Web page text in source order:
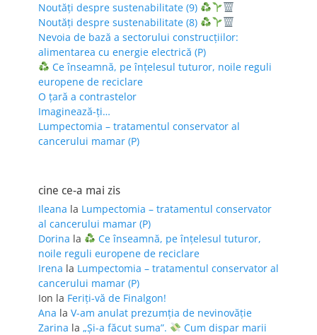
Noutăți despre sustenabilitate (9)
Noutăți despre sustenabilitate (8)
Nevoia de bază a sectorului construcțiilor:
alimentarea cu energie electrică (P)
Ce înseamnă, pe înțelesul tuturor, noile reguli
europene de reciclare
O țară a contrastelor
Imaginează-ți…
Lumpectomia – tratamentul conservator al
cancerului mamar (P)
cine ce-a mai zis
Ileana la Lumpectomia – tratamentul conservator
al cancerului mamar (P)
Dorina la
Ce înseamnă, pe înțelesul tuturor,
noile reguli europene de reciclare
Irena la Lumpectomia – tratamentul conservator al
cancerului mamar (P)
Ion la Feriţi-vă de Finalgon!
Ana la V-am anulat prezumția de nevinovăție
Zarina la „Și-a făcut suma”.
Cum dispar marii